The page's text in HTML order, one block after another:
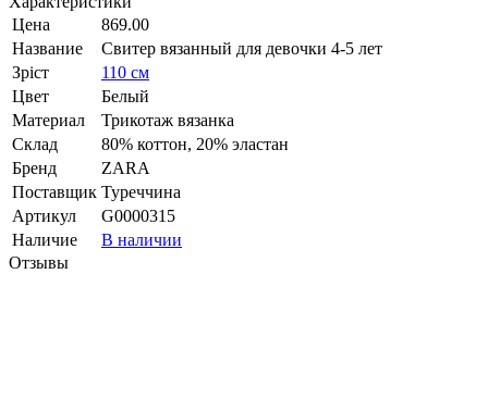
Цена
869.00
Название
Свитер вязанный для девочки 4-5 лет
Зріст
110 см
Цвет
Белый
Материал
Трикотаж вязанка
Склад
80% коттон, 20% эластан
Бренд
ZARA
Поставщик Туреччина
Артикул
G0000315
Наличие
В наличии
Отзывы